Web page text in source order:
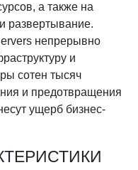
а также на
развертывание.
непрерывно
и
сотен тысяч
и предотвращения
ущерб бизнес-